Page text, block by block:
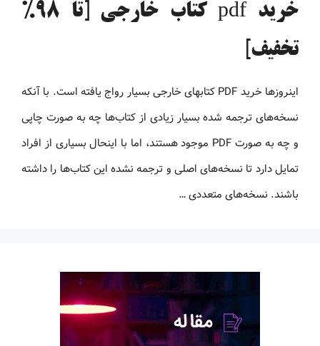
خرید pdf کتاب خارجی [تا 98%
تخفیف]
اینروزها خرید PDF کتاب‎های خارجی بسیار رواج یافته است. با آنکه
نسخه‌های ترجمه شده بسیار زیادی از کتاب‌ها چه به صورت چاپی
و چه به صورت PDF موجود هستند، اما با اینحال بسیاری از افراد
تمایل دارد تا نسخه‌های اصلی و ترجمه نشده این کتاب‌ها را داشته
باشند. نسخه‌های متعددی …